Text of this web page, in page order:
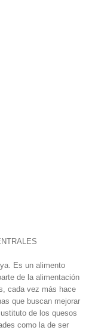
Es un alimento
de la alimentación
cada vez más hace
que buscan mejorar
de los quesos
como la de ser